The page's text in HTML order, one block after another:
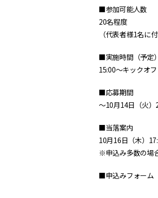
■参加可能人数
20名程度
（代表者様1名に
■実施時間（予定）
15:00〜キックオ
■応募期間
〜10月14日（火）
■当落案内
10月16日（木）
※申込み多数の場
■申込みフォーム